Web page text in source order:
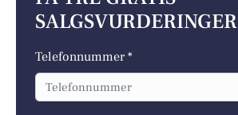
SALGSVURDERINGER
Telefonnummer *